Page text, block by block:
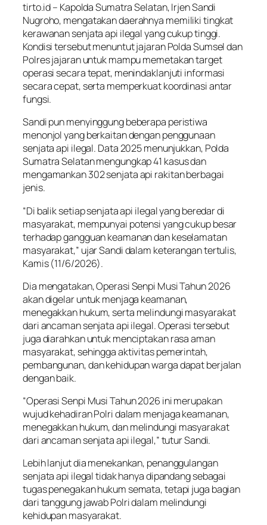
tirto.id – Kapolda Sumatra Selatan, Irjen Sandi
Nugroho, mengatakan daerahnya memiliki tingkat
kerawanan senjata api ilegal yang cukup tinggi.
Kondisi tersebut menuntut jajaran Polda Sumsel dan
Polres jajaran untuk mampu memetakan target
operasi secara tepat, menindaklanjuti informasi
secara cepat, serta memperkuat koordinasi antar
fungsi.
Sandi pun menyinggung beberapa peristiwa
menonjol yang berkaitan dengan penggunaan
senjata api ilegal. Data 2025 menunjukkan, Polda
Sumatra Selatan mengungkap 41 kasus dan
mengamankan 302 senjata api rakitan berbagai
jenis.
“Di balik setiap senjata api ilegal yang beredar di
masyarakat, mempunyai potensi yang cukup besar
terhadap gangguan keamanan dan keselamatan
masyarakat,” ujar Sandi dalam keterangan tertulis,
Kamis (11/6/2026).
Dia mengatakan, Operasi Senpi Musi Tahun 2026
akan digelar untuk menjaga keamanan,
menegakkan hukum, serta melindungi masyarakat
dari ancaman senjata api ilegal. Operasi tersebut
juga diarahkan untuk menciptakan rasa aman
masyarakat, sehingga aktivitas pemerintah,
pembangunan, dan kehidupan warga dapat berjalan
dengan baik.
“Operasi Senpi Musi Tahun 2026 ini merupakan
wujud kehadiran Polri dalam menjaga keamanan,
menegakkan hukum, dan melindungi masyarakat
dari ancaman senjata api ilegal,” tutur Sandi.
Lebih lanjut dia menekankan, penanggulangan
senjata api ilegal tidak hanya dipandang sebagai
tugas penegakan hukum semata, tetapi juga bagian
dari tanggung jawab Polri dalam melindungi
kehidupan masyarakat.